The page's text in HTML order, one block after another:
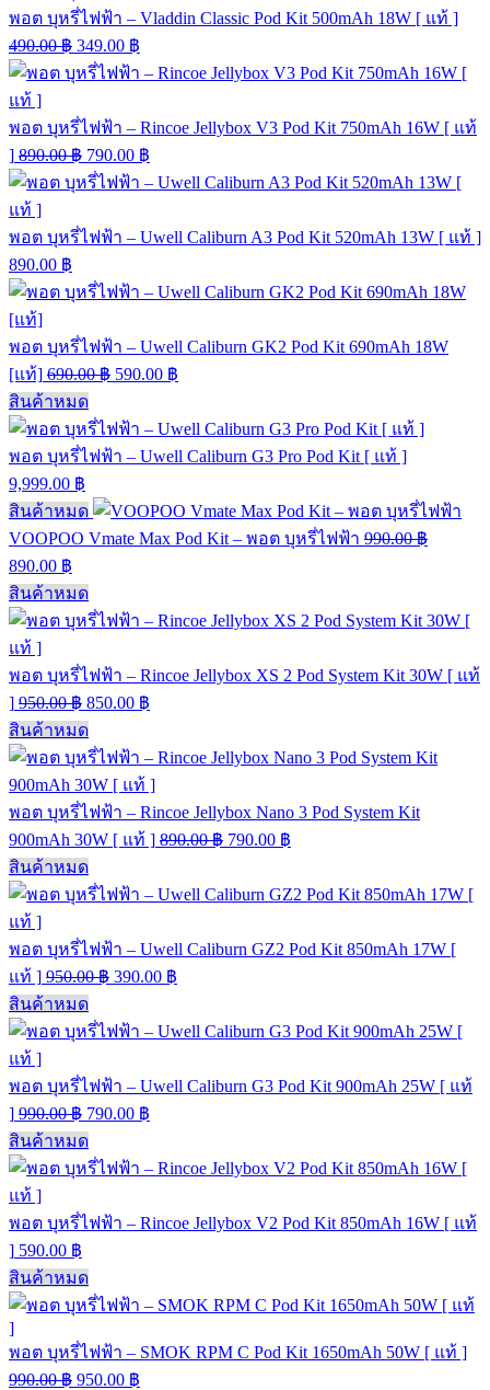
พอต บุหรี่ไฟฟ้า – Vladdin Classic Pod Kit 500mAh 18W [ แท้ ]
490.00฿ 349.00 ฿
พอต บุหรี่ไฟฟ้า – Rincoe Jellybox V3 Pod Kit 750mAh 16W [ แท้
] 890.00฿ 790.00 ฿
พอต บุหรี่ไฟฟ้า – Uwell Caliburn A3 Pod Kit 520mAh 13W [ แท้ ]
890.00 ฿
พอต บุหรี่ไฟฟ้า – Uwell Caliburn GK2 Pod Kit 690mAh 18W
[แท้] 690.00฿ 590.00 ฿
สินค้าหมด
พอต บุหรี่ไฟฟ้า – Uwell Caliburn G3 Pro Pod Kit [ แท้ ]
9,999.00 ฿
สินค้าหมด
VOOPOO Vmate Max Pod Kit – พอต บุหรี่ไฟฟ้า 990.00฿
890.00 ฿
สินค้าหมด
พอต บุหรี่ไฟฟ้า – Rincoe Jellybox XS 2 Pod System Kit 30W [ แท้
] 950.00฿ 850.00 ฿
สินค้าหมด
พอต บุหรี่ไฟฟ้า – Rincoe Jellybox Nano 3 Pod System Kit
900mAh 30W [ แท้ ] 890.00฿ 790.00 ฿
สินค้าหมด
พอต บุหรี่ไฟฟ้า – Uwell Caliburn GZ2 Pod Kit 850mAh 17W [
แท้ ] 950.00฿ 390.00 ฿
สินค้าหมด
พอต บุหรี่ไฟฟ้า – Uwell Caliburn G3 Pod Kit 900mAh 25W [ แท้
] 990.00฿ 790.00 ฿
สินค้าหมด
พอต บุหรี่ไฟฟ้า – Rincoe Jellybox V2 Pod Kit 850mAh 16W [ แท้
] 590.00 ฿
สินค้าหมด
พอต บุหรี่ไฟฟ้า – SMOK RPM C Pod Kit 1650mAh 50W [ แท้ ]
990.00฿ 950.00 ฿